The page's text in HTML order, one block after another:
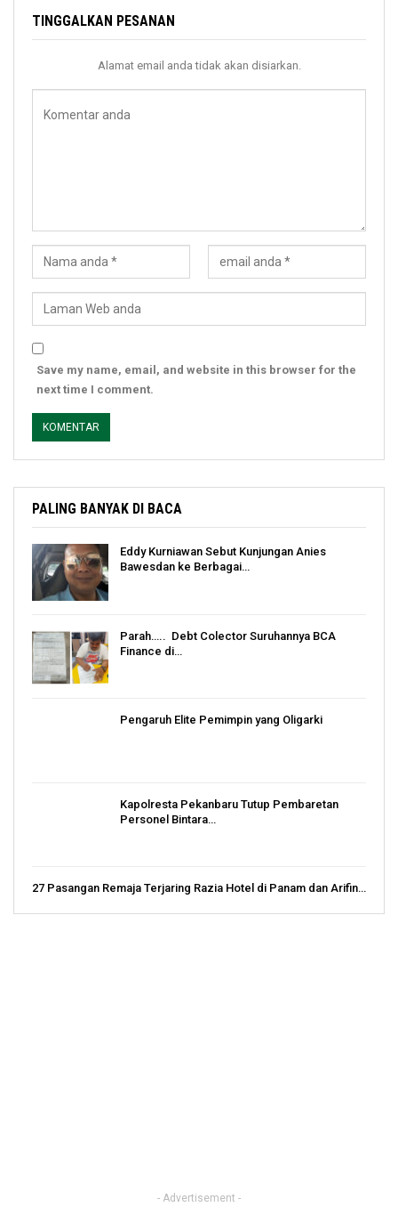
TINGGALKAN PESANAN
Alamat email anda tidak akan disiarkan.
Save my name, email, and website in this browser for the
next time I comment.
PALING BANYAK DI BACA
Eddy Kurniawan Sebut Kunjungan Anies
Bawesdan ke Berbagai…
Parah….. Debt Colector Suruhannya BCA
Finance di…
Pengaruh Elite Pemimpin yang Oligarki
Kapolresta Pekanbaru Tutup Pembaretan
Personel Bintara…
27 Pasangan Remaja Terjaring Razia Hotel di Panam dan Arifin…
- Advertisement -